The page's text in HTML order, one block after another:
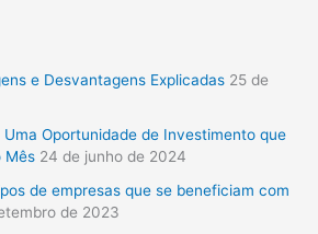
e Desvantagens Explicadas 25 de
Oportunidade de Investimento que
Mês 24 de junho de 2024
de empresas que se beneficiam com
de 2023